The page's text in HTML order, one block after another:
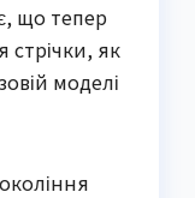
що тепер
стрічки, як
моделі